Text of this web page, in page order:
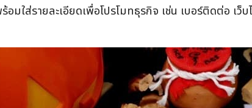
อมใส่รายละเอียดเพื่อโปรโมทธุรกิจ เช่น เบอร์ติดต่อ